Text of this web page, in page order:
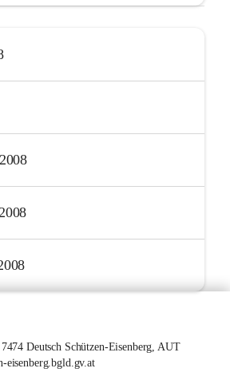
Deutsch Schützen-Eisenberg, AUT
eisenberg.bgld.gv.at